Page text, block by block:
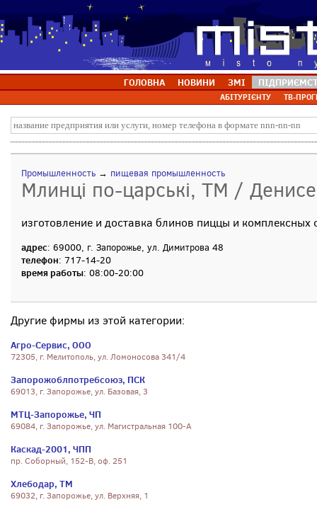
ГОЛОВНА НОВИНИ ЗМІ
АБІТУРІЄНТУ ТВ-
Промышленность → пищевая промышленность
Млинці по-царські, ТМ /
изготовление и доставка блинов пиццы и комплексных
адрес: 69000, г. Запорожье, ул. Димитрова 48
телефон: 717-14-20
время работы: 08:00-20:00
Другие фирмы из этой категории:
Агро-Сервис, ООО
72305, г. Мелитополь, ул. Ломоносова 341/4
Запорожоблпотребсоюз, ПСК
69013, г. Запорожье, ул. Базовая, 3
МТЦ-Запорожье, ЧП
69084, г. Запорожье, ул. Магистральная 100-А
Каскад-2001, ЧПП
пр. Соборный, 152-В, оф. 251
Хлебодар, ТМ
69032, г. Запорожье, ул. Верхняя, 1